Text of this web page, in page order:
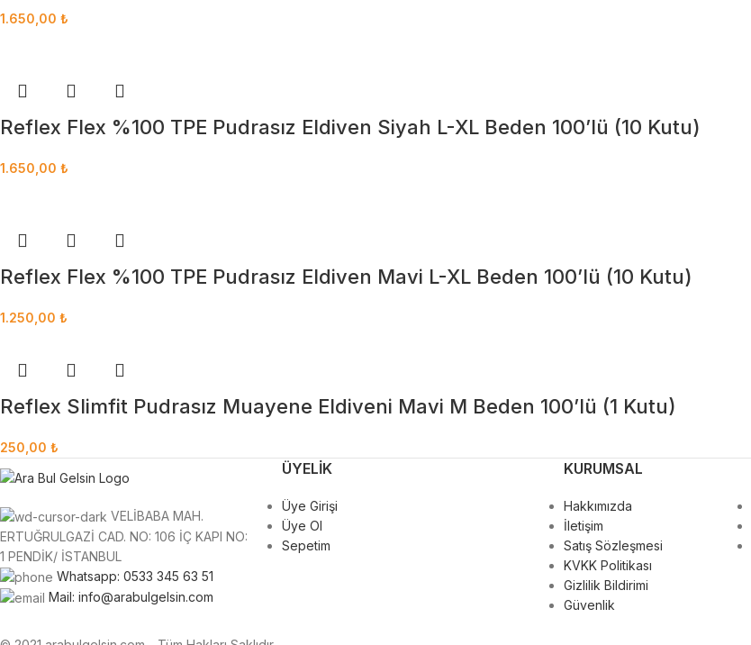
1.650,00 ₺
Reflex Flex %100 TPE Pudrasız Eldiven Siyah L-XL Beden 100’lü (10 Kutu)
1.650,00 ₺
Reflex Flex %100 TPE Pudrasız Eldiven Mavi L-XL Beden 100’lü (10 Kutu)
1.250,00 ₺
Reflex Slimfit Pudrasız Muayene Eldiveni Mavi M Beden 100’lü (1 Kutu)
250,00 ₺
VELİBABA MAH.
ERTUĞRULGAZİ CAD. NO: 106 İÇ KAPI NO:
1 PENDİK/ İSTANBUL
Whatsapp: 0533 345 63 51
Mail: info@arabulgelsin.com
ÜYELIK
Üye Girişi
Üye Ol
Sepetim
KURUMSAL
Hakkımızda
İletişim
Satış Sözleşmesi
KVKK Politikası
Gizlilik Bildirimi
Güvenlik